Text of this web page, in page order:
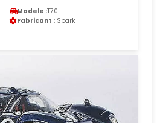
Modele :T70
Fabricant : Spark